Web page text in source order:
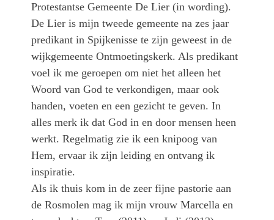
Protestantse Gemeente De Lier (in wording).
De Lier is mijn tweede gemeente na zes jaar
predikant in Spijkenisse te zijn geweest in de
wijkgemeente Ontmoetingskerk. Als predikant
voel ik me geroepen om niet het alleen het
Woord van God te verkondigen, maar ook
handen, voeten en een gezicht te geven. In
alles merk ik dat God in en door mensen heen
werkt. Regelmatig zie ik een knipoog van
Hem, ervaar ik zijn leiding en ontvang ik
inspiratie.
Als ik thuis kom in de zeer fijne pastorie aan
de Rosmolen mag ik mijn vrouw Marcella en